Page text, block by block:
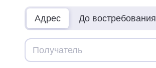
Адрес До востребования